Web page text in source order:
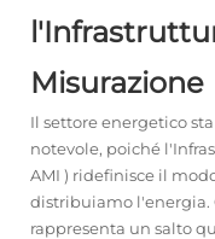
Misurazione
Il settore energetico
notevole, poiché
AMI ) ridefinisce il
distribuiamo l'energia.
rappresenta un salto